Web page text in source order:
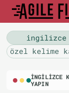
i̇ngilizce
özel kelime
İNGILIZCE
YAPIN